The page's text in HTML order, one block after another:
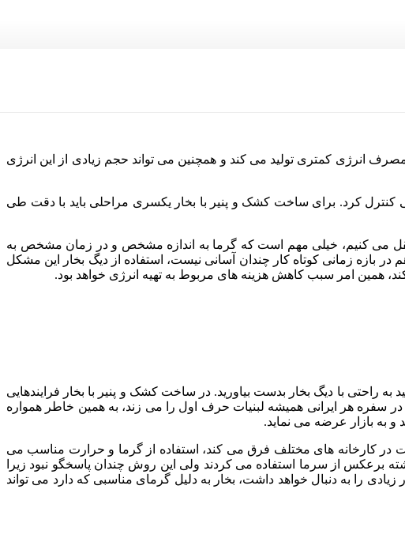
انرژی کمتری تولید می کند و همچنین می تواند حجم زیادی از این انرژی
کنترل کرد. برای ساخت کشک و پنیر با بخار یکسری مراحلی باید با دقت طی
می کنیم، خیلی مهم است که گرما به اندازه مشخص و در زمان مشخص به
در بازه زمانی کوتاه کار چندان آسانی نیست، استفاده از دیگ بخار این مشکل
همین امر سبب کاهش هزینه های مربوط به تهیه انرژی خواهد بود.
به راحتی با دیگ بخار بدست بیاورید. در ساخت کشک و پنیر با بخار فرایندهایی
سفره هر ایرانی همیشه لبنیات حرف اول را می زند، به همین خاطر همواره
و به بازار عرضه می نماید.
در کارخانه های مختلف فرق می کند، استفاده از گرما و حرارت مناسب می
برعکس از سرما استفاده می کردند ولی این روش چندان پاسخگو نبود زیرا
را به دنبال خواهد داشت، بخار به دلیل گرمای مناسبی که دارد می تواند